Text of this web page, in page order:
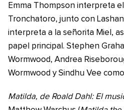
Emma Thompson interpreta
Tronchatoro, junto con
interpreta a la señorita Miel,
papel principal. Stephen
Wormwood, Andrea
Wormwood y Sindhu Vee
Matilda, de Roald Dahl: El